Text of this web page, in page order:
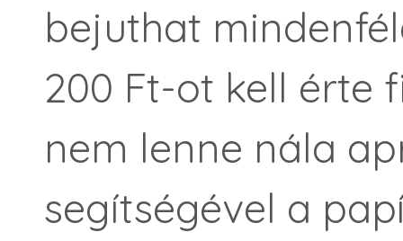
bejuthat
200 Ft-ot kell érte
nem lenne nála
segítségével a